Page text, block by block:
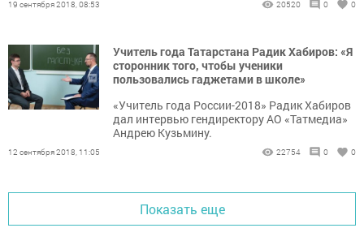
19 сентября 2018, 08:53 20520 0 0
Учитель года Татарстана Радик Хабиров: «Я
сторонник того, чтобы ученики
пользовались гаджетами в школе»
«Учитель года России-2018» Радик Хабиров
дал интервью гендиректору АО «Татмедиа»
Андрею Кузьмину.
12 сентября 2018, 11:05 22754 0 0
Показать еще